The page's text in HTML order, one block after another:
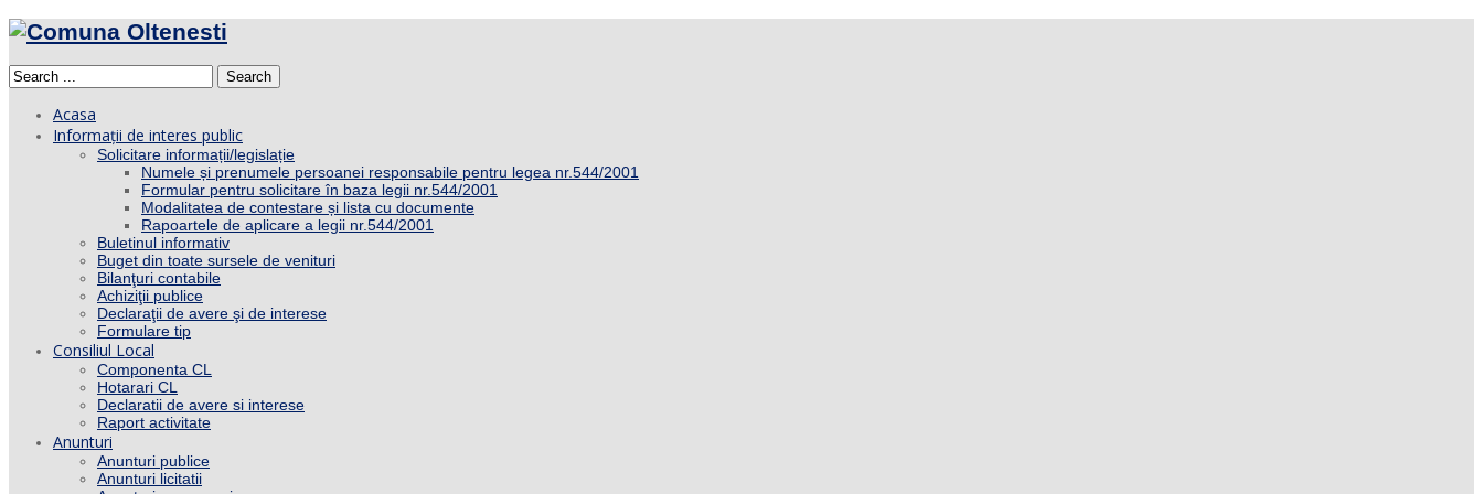
Search
Acasa
Informații de interes public
Solicitare informații/legislație
Numele și prenumele persoanei responsabile pentru legea nr.544/2001
Formular pentru solicitare în baza legii nr.544/2001
Modalitatea de contestare și lista cu documente
Rapoartele de aplicare a legii nr.544/2001
Buletinul informativ
Buget din toate sursele de venituri
Bilanţuri contabile
Achiziţii publice
Declaraţii de avere şi de interese
Formulare tip
Consiliul Local
Componenta CL
Hotarari CL
Declaratii de avere si interese
Raport activitate
Anunturi
Anunturi publice
Anunturi licitatii